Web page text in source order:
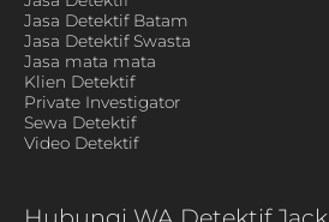
Jasa Detektif Batam
Jasa Detektif Swasta
Jasa mata mata
Klien Detektif
Private Investigator
Sewa Detektif
Video Detektif